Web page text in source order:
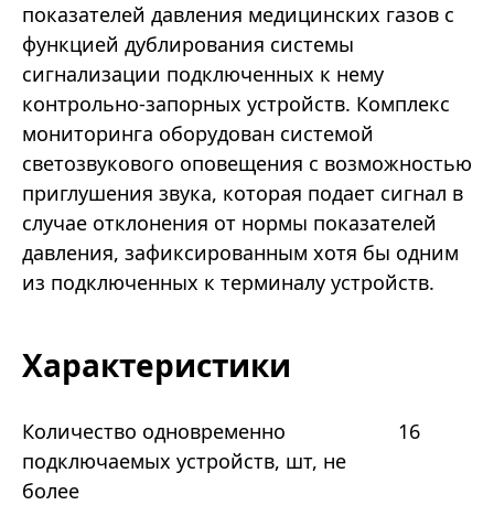
показателей давления медицинских газов с
функцией дублирования системы
сигнализации подключенных к нему
контрольно-запорных устройств. Комплекс
мониторинга оборудован системой
светозвукового оповещения с возможностью
приглушения звука, которая подает сигнал в
случае отклонения от нормы показателей
давления, зафиксированным хотя бы одним
из подключенных к терминалу устройств.
Характеристики
Количество одновременно
подключаемых устройств, шт, не
более
16